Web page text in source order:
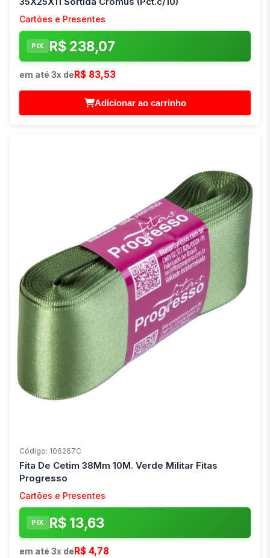
Cartões e Presentes
PIX R$ 238,07
em até 3x deR$ 83,53
Adicionar ao carrinho
Código: 106267C
Fita De Cetim 38Mm 10M. Verde Militar Fitas
Progresso
Cartões e Presentes
PIX R$ 13,63
em até 3x de R$ 4,78